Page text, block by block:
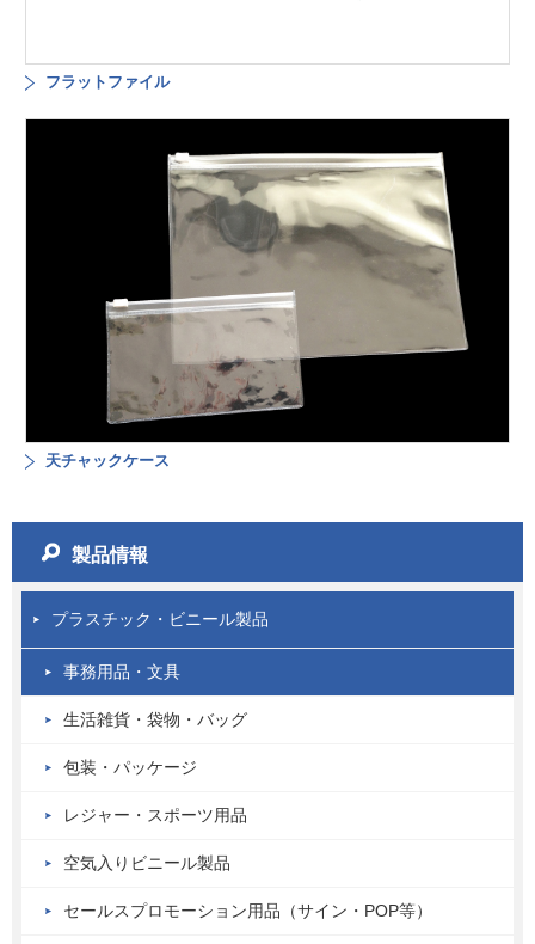
フラットファイル
天チャックケース
製品情報
プラスチック・ビニール製品
事務用品・文具
生活雑貨・袋物・バッグ
包装・パッケージ
レジャー・スポーツ用品
空気入りビニール製品
セールスプロモーション用品（サイン・POP等）